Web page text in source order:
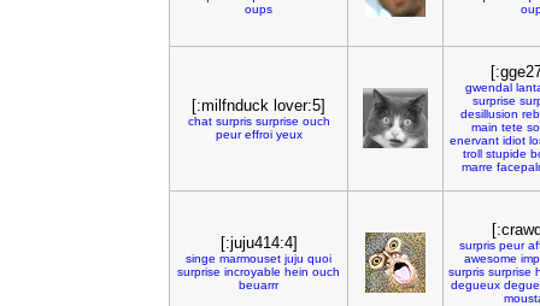
oups
[:milfnduck lover:5]
chat surpris surprise ouch
peur effroi yeux
gwendal
surprise
desillusion
main tete
enervant idiot
troll stupide
marre
[:juju414:4]
singe marmouset juju quoi
surprise incroyable hein ouch
beuarrr
surpris peur
awesome
surpris surprise
degueux